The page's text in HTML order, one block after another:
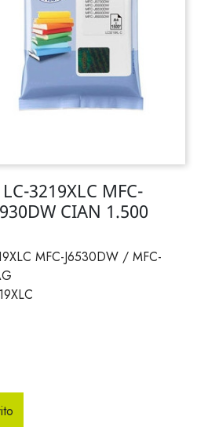
3219XLC MFC-
CIAN 1.500
MFC-J6530DW / MFC-